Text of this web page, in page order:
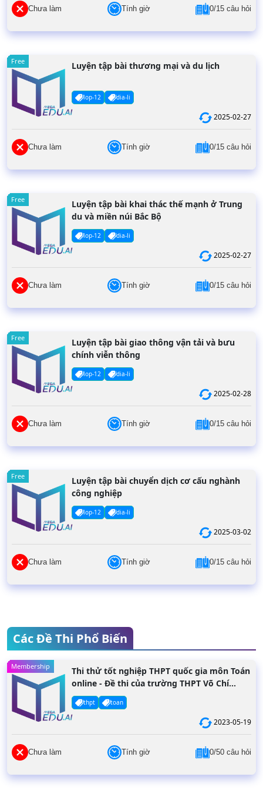
Chưa làm Tính giờ 0/15 câu hỏi
Free Luyện tập bài thương mại và du lịch
lop-12 dia-li
2025-02-27
Chưa làm Tính giờ 0/15 câu hỏi
Free
Luyện tập bài khai thác thế mạnh ở Trung
du và miền núi Bắc Bộ
lop-12 dia-li
2025-02-27
Chưa làm Tính giờ 0/15 câu hỏi
Free
Luyện tập bài giao thông vận tải và bưu
chính viễn thông
lop-12 dia-li
2025-02-28
Chưa làm Tính giờ 0/15 câu hỏi
Free
Luyện tập bài chuyển dịch cơ cấu nghành
công nghiệp
lop-12 dia-li
2025-03-02
Chưa làm Tính giờ 0/15 câu hỏi
Các Đề Thi Phổ Biến
Membership
Thi thử tốt nghiệp THPT quốc gia môn Toán
online - Đề thi của trường THPT Võ Chí
Công năm 2022
thpt toan
2023-05-19
Chưa làm Tính giờ 0/50 câu hỏi